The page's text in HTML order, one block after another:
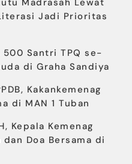
Madrasah Lewat
Jadi Prioritas
Santri TPQ se-
di Graha Sandiya
Kakankemenag
di MAN 1 Tuban
Kepala Kemenag
Doa Bersama di